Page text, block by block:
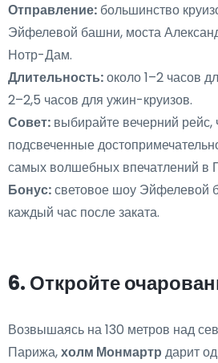
Отправление: большинство
Эйфелевой башни, моста
Нотр-Дам.
Длительность:около 1–2 часов
2–2,5 часов для ужин-круизов.
Совет: выбирайте вечерний рейс,
подсвеченные
самых волшебных впечатлений в
Бонус:световое шоу Эйфелевой
каждый час после заката.
6. Откройте
Возвышаясь на 130 метров над
Парижа,холм Монмартр дарит